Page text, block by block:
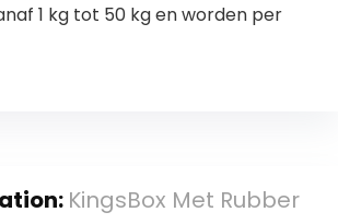
1 kg tot 50 kg en worden per
KingsBox Met Rubber